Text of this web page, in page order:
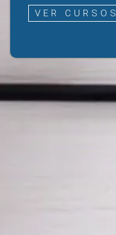
VER CURSOS